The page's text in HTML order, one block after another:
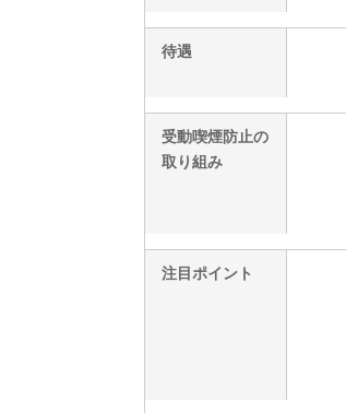
待遇
受動喫煙防止の
取り組み
注目ポイント